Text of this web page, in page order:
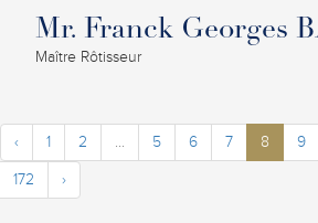
Mr. Franck Georges
Maître Rôtisseur
‹ 1 2 ... 5 6 7 8 9
172
›